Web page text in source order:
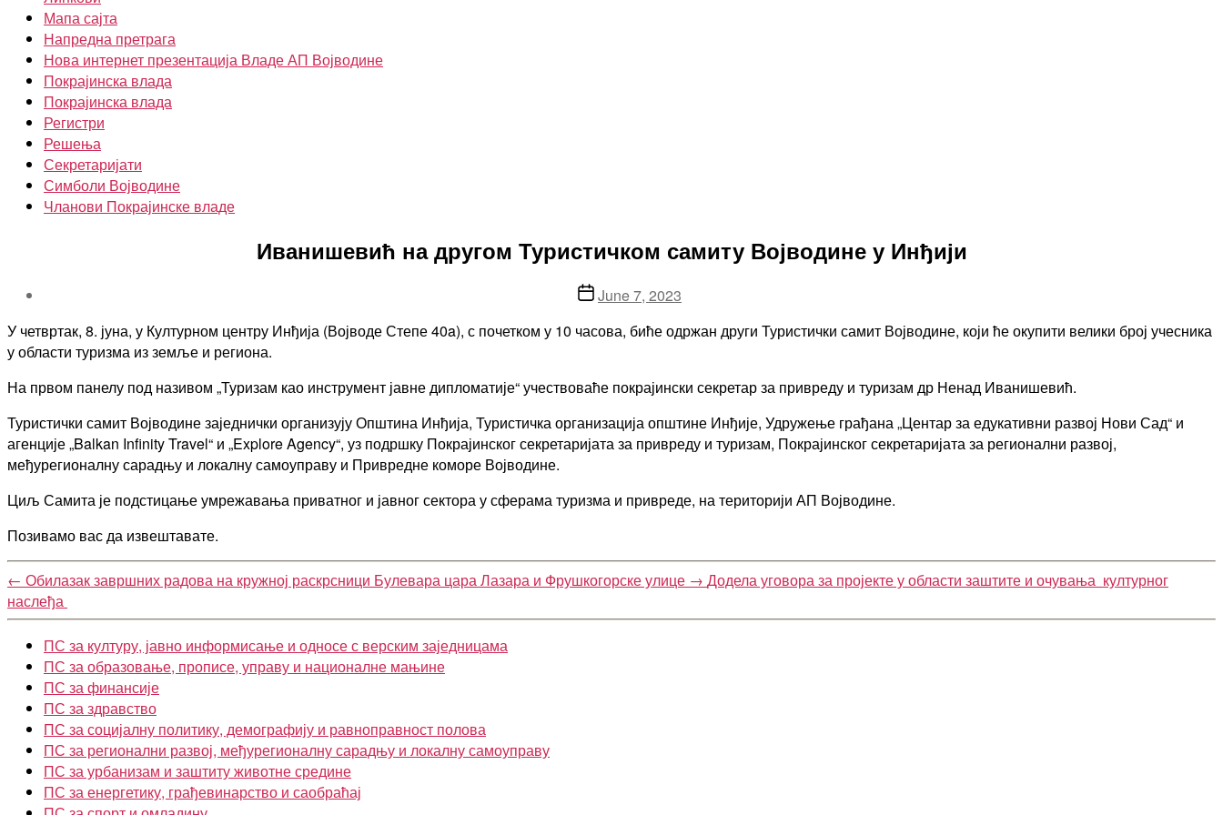
Мапа сајта
Напредна претрага
Нова интернет презентација Владе АП Војводине
Покрајинска влада
Покрајинска влада
Регистри
Решења
Секретаријати
Симболи Војводине
Чланови Покрајинске владе
Иванишевић на другом Туристичком самиту Војводине у Инђији
PostJune 7, 2023
У четвртак, 8. јуна, у Културном центру Инђија (Војводе Степе 40a), с почетком у 10 часова, биће одржан други Туристички самит Војводине, који ће окупити велики број учесника
у области туризма из земље и региона.
На првом панелу под називом „Туризам као инструмент јавне дипломатије“ учествоваће покрајински секретар за привреду и туризам др Ненад Иванишевић.
Туристички самит Војводине заједнички организују Општина Инђија, Туристичка организација општине Инђије, Удружење грађана „Центар за едукативни развој Нови Сад“ и
агенције „Balkan Infinity Travel“ и „Explore Agency“, уз подршку Покрајинског секретаријата за привреду и туризам, Покрајинског секретаријата за регионални развој,
међурегионалну сарадњу и локалну самоуправу и Привредне коморе Војводине.
Циљ Самита је подстицање умрежавања приватног и јавног сектора у сферама туризма и привреде, на територији АП Војводине.
Позивамо вас да извештавате.
← Обилазак завршних радова на кружној раскрсници Булевара цара Лазара и Фрушкогорске улице → Додела уговора за пројекте у области заштите и очувања културног
наслеђа
ПС за културу, јавно информисање и односе с верским заједницама
ПС за образовање, прописе, управу и националне мањине
ПС за финансије
ПС за здравство
ПС за социјалну политику, демографију и равноправност полова
ПС за регионални развој, међурегионалну сарадњу и локалну самоуправу
ПС за урбанизам и заштиту животне средине
ПС за енергетику, грађевинарство и саобраћај